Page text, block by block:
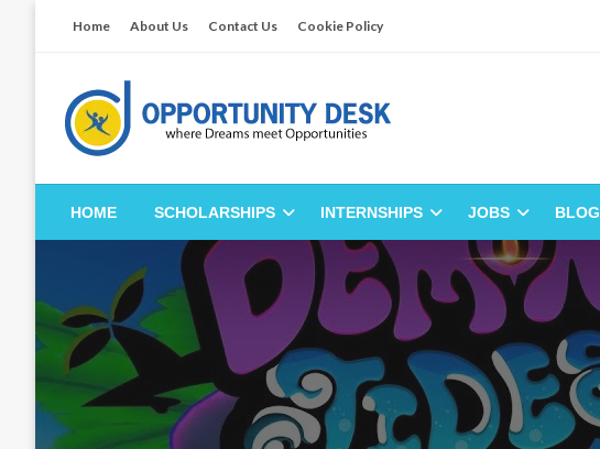
Home About Us Contact Us Cookie Policy
Opportunity Desk
Empowering Your Path to Opportunities
HOME SCHOLARSHIPS INTERNSHIPS JOBS BLOG